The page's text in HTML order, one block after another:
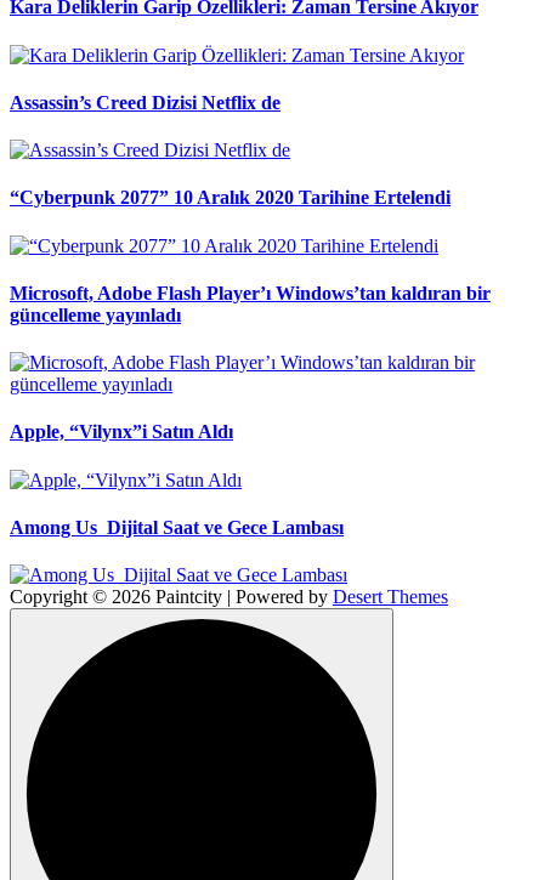
Kara Deliklerin Garip Özellikleri: Zaman Tersine Akıyor
Assassin’s Creed Dizisi Netflix de
“Cyberpunk 2077” 10 Aralık 2020 Tarihine Ertelendi
Microsoft, Adobe Flash Player’ı Windows’tan kaldıran bir
güncelleme yayınladı
Apple, “Vilynx”i Satın Aldı
Among Us Dijital Saat ve Gece Lambası
Copyright © 2026 Paintcity | Powered by Desert Themes